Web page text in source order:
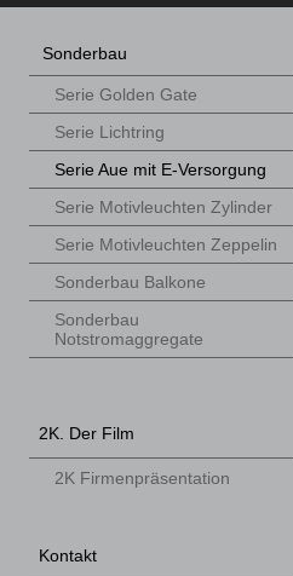
Sonderbau
Serie Golden Gate
Serie Lichtring
Serie Aue mit E-Versorgung
Serie Motivleuchten Zylinder
Serie Motivleuchten Zeppelin
Sonderbau Balkone
Sonderbau
Notstromaggregate
2K. Der Film
2K Firmenpräsentation
Kontakt